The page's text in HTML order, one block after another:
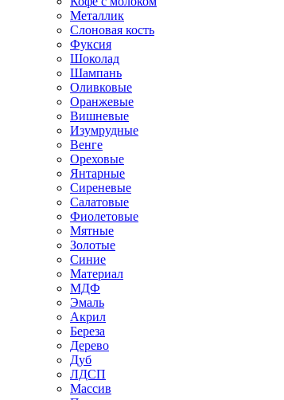
Металлик
Слоновая кость
Фуксия
Шоколад
Шампань
Оливковые
Оранжевые
Вишневые
Изумрудные
Венге
Ореховые
Янтарные
Сиреневые
Салатовые
Фиолетовые
Мятные
Золотые
Синие
Материал
МДФ
Эмаль
Акрил
Береза
Дерево
Дуб
ЛДСП
Массив